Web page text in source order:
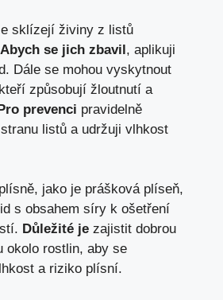
sklízejí živiny z listů
Abych se jich zbavil, aplikuji
Dále se mohou vyskytnout
způsobují žloutnutí a
prevenci pravidelně
listů a udržuji vlhkost
jako je prášková plíseň,
s obsahem síry k ošetření
Důležité je zajistit dobrou
okolo rostlin, aby se
a riziko plísní.